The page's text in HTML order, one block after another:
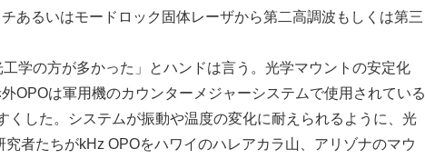
あるいはモードロック固体レーザから第二高調波もしくは第三
学の方が多かった」とハンドは言う。光学マウントの安定化
OPOは軍用機のカウンターメジャーシステムで使用されている
くした。システムが振動や温度の変化に耐えられるように、光
者たちがkHz OPOをハワイのハレアカラ山、アリゾナのマウ